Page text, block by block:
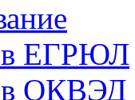
в ЕГРЮЛ
в ОКВЭД